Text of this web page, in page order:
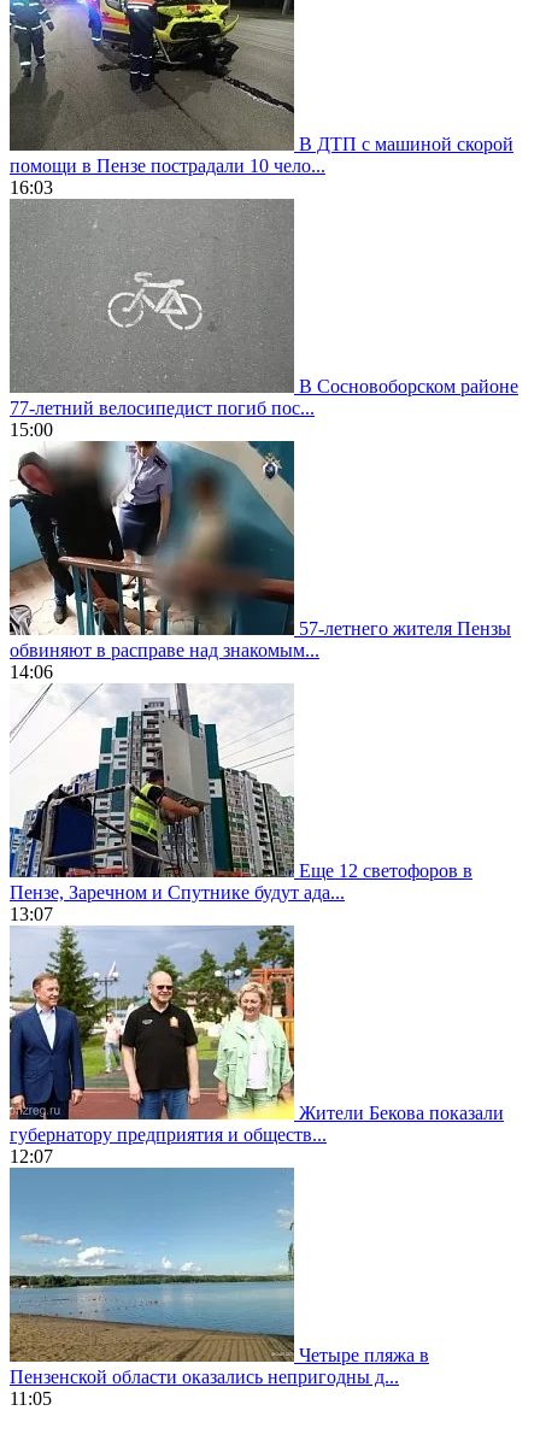
В ДТП с машиной скорой
помощи в Пензе пострадали 10 чело...
16:03
В Сосновоборском районе
77-летний велосипедист погиб пос...
15:00
57-летнего жителя Пензы
обвиняют в расправе над знакомым...
14:06
Еще 12 светофоров в
Пензе, Заречном и Спутнике будут ада...
13:07
Жители Бекова показали
губернатору предприятия и обществ...
12:07
Четыре пляжа в
Пензенской области оказались непригодны д...
11:05